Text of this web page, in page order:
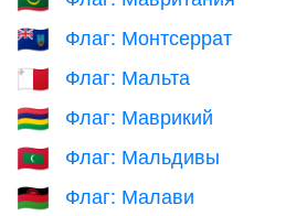
🇲🇸 Флаг: Монтсеррат
🇲🇹 Флаг: Мальта
🇲🇺 Флаг: Маврикий
🇲🇻 Флаг: Мальдивы
🇲🇼 Флаг: Малави